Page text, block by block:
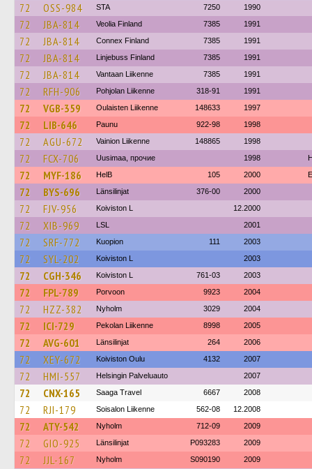
72 OSS-984 STA 7250 1990
72 JBA-814 Veolia Finland 7385 1991
72 JBA-814 Connex Finland 7385 1991
72 JBA-814 Linjebuss Finland 7385 1991
72 JBA-814 Vantaan Liikenne 7385 1991
72 RFH-906 Pohjolan Liikenne 318-91 1991
72 VGB-359 Oulaisten Liikenne 148633 1997
72 LIB-646 Paunu 922-98 1998
72 AGU-672 Vainion Liikenne 148865 1998
72 FCX-706 Uusimaa, прочие 1998
72 MYF-186 HelB 105 2000
72 BYS-696 Länsilinjat 376-00 2000
72 FJV-956 Koiviston L 12.2000
72 XIB-969 LSL 2001
72 SRF-772 Kuopion 111 2003
72 SYL-202 Koiviston L 2003
72 CGH-346 Koiviston L 761-03 2003
72 FPL-789 Porvoon 9923 2004
72 HZZ-382 Nyholm 3029 2004
72 ICI-729 Pekolan Liikenne 8998 2005
72 AVG-601 Länsilinjat 264 2006
72 XEY-672 Koiviston Oulu 4132 2007
72 HMI-557 Helsingin Palveluauto 2007
72 CNX-165 Saaga Travel 6667 2008
72 RJI-179 Soisalon Liikenne 562-08 12.2008
72 ATY-542 Nyholm 712-09 2009
72 GIO-925 Länsilinjat P093283 2009
72 JJL-167 Nyholm S090190 2009